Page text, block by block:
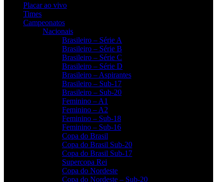
Placar ao vivo
Times
Campeonatos
Nacionais
Brasileiro – Série A
Brasileiro – Série B
Brasileiro – Série C
Brasileiro – Série D
Brasileiro – Aspirantes
Brasileiro – Sub-17
Brasileiro – Sub-20
Feminino – A1
Feminino – A2
Feminino – Sub-18
Feminino – Sub-16
Copa do Brasil
Copa do Brasil Sub-20
Copa do Brasil Sub-17
Supercopa Rei
Copa do Nordeste
Copa do Nordeste – Sub-20